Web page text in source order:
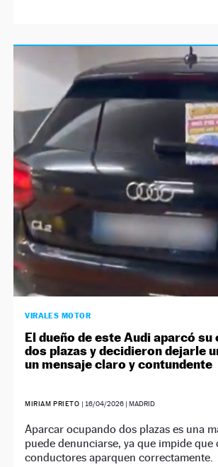
VIRALES MOTOR
El dueño de este Audi aparcó
dos plazas y decidieron dejarle
un mensaje claro y contundente
MIRIAM PRIETO | 16/04/2026 | MADRID
Aparcar ocupando dos plazas es una
puede denunciarse, ya que impide que
conductores aparquen correctamente.